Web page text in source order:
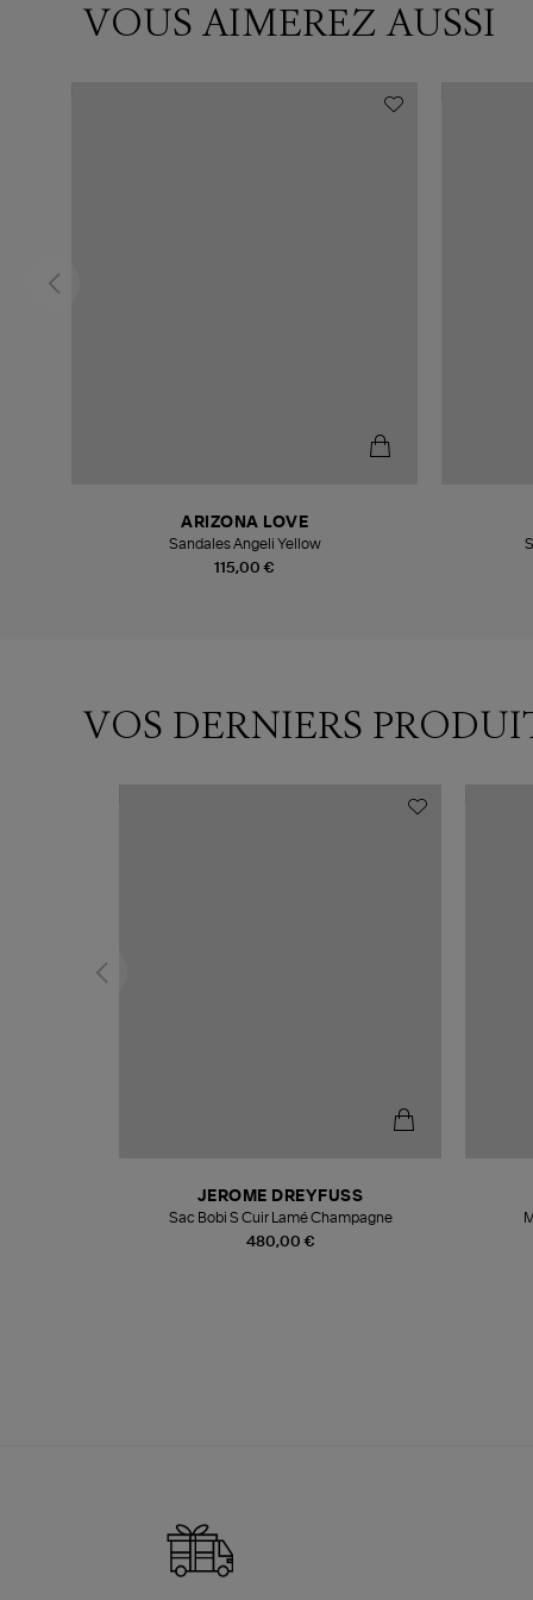
VOUS AIMEREZ AUSSI
115,00 €
ARIZONA LOVE
Sandales Angeli Yellow
VOS DERNIERS
480,00 €
JEROME DREYFUSS
Sac Bobi S Cuir Lamé Champagne